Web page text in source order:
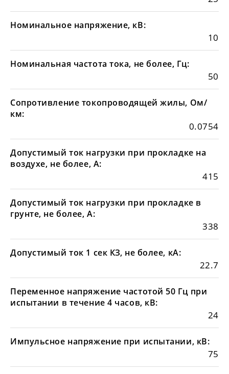
Номинальное напряжение, кВ:
10
Номинальная частота тока, не более, Гц:
50
Сопротивление токопроводящей жилы, Ом/
км:
0.0754
Допустимый ток нагрузки при прокладке на
воздухе, не более, А:
415
Допустимый ток нагрузки при прокладке в
грунте, не более, А:
338
Допустимый ток 1 сек КЗ, не более, кА:
22.7
Переменное напряжение частотой 50 Гц при
испытании в течение 4 часов, кВ:
24
Импульсное напряжение при испытании, кВ:
75